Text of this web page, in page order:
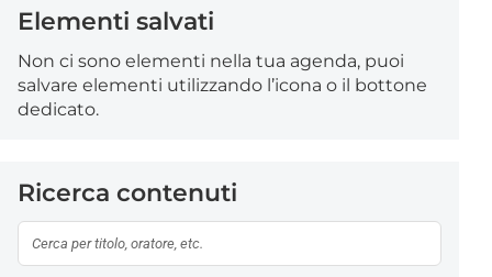
Elementi salvati
Non ci sono elementi nella tua agenda, puoi
salvare elementi utilizzando l’icona o il bottone
dedicato.
Ricerca contenuti